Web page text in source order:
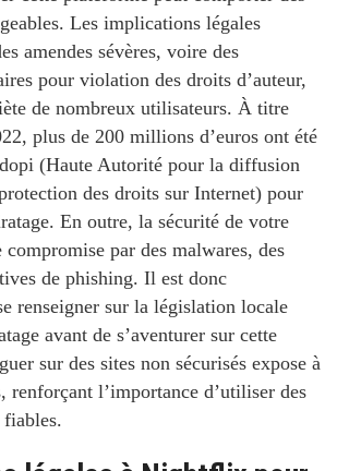
Les implications légales
amendes sévères, voire des
pour violation des droits d’auteur,
de nombreux utilisateurs. À titre
plus de 200 millions d’euros ont été
(Haute Autorité pour la diffusion
des droits sur Internet) pour
En outre, la sécurité de votre
par des malwares, des
de phishing. Il est donc
renseigner sur la législation locale
avant de s’aventurer sur cette
sur des sites non sécurisés expose à
renforçant l’importance d’utiliser des